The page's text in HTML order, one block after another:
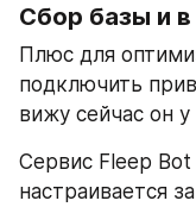
Сбор базы и в
Плюс для
подключить
вижу сейчас он у
Сервис Fleep
настраивается